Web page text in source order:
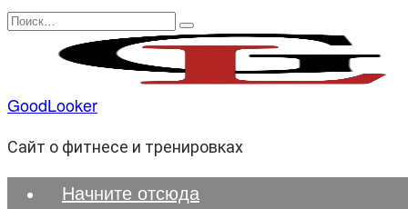
Перейти
содержанию
Search
GoodLooker
Сайт о фитнесе и тренировках
Начните отсюда